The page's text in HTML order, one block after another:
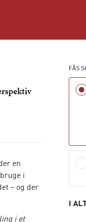
en
i
– og der
i et
FÅS
I